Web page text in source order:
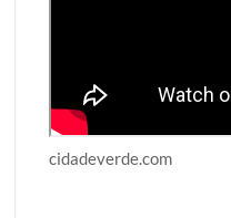
cidadeverde.com